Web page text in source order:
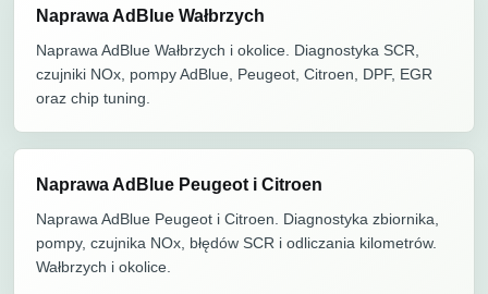
Naprawa AdBlue Wałbrzych
Naprawa AdBlue Wałbrzych i okolice. Diagnostyka SCR,
czujniki NOx, pompy AdBlue, Peugeot, Citroen, DPF, EGR
oraz chip tuning.
Naprawa AdBlue Peugeot i Citroen
Naprawa AdBlue Peugeot i Citroen. Diagnostyka zbiornika,
pompy, czujnika NOx, błędów SCR i odliczania kilometrów.
Wałbrzych i okolice.